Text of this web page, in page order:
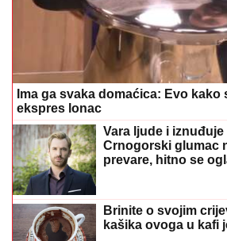
Ima ga svaka domaćica: Evo
ekspres lonac
Vara ljude i
Crnogorski glumac
prevare, hitno se
Brinite o svojim
kašika ovoga u kafi